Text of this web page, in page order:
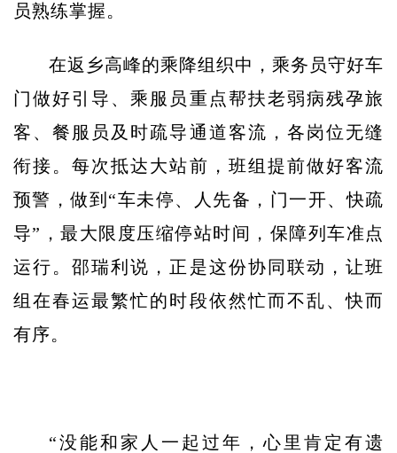
员熟练掌握。
在返乡高峰的乘降组织中，乘务员守好车
门做好引导、乘服员重点帮扶老弱病残孕旅
客、餐服员及时疏导通道客流，各岗位无缝
衔接。每次抵达大站前，班组提前做好客流
预警，做到“车未停、人先备，门一开、快疏
导”，最大限度压缩停站时间，保障列车准点
运行。邵瑞利说，正是这份协同联动，让班
组在春运最繁忙的时段依然忙而不乱、快而
有序。
“没能和家人一起过年，心里肯定有遗